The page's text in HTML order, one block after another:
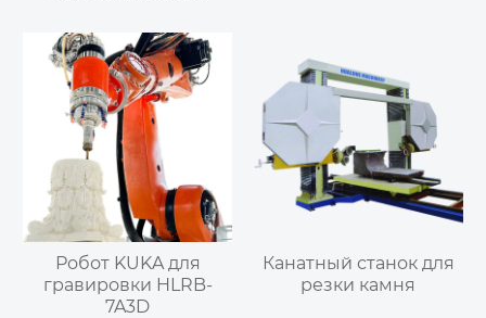
Робот KUKA для
гравировки HLRB-
7A3D
Канатный станок для
резки камня